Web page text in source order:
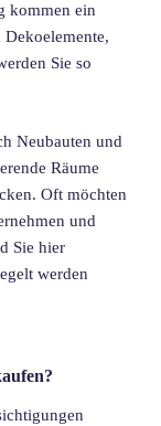
kommen ein
Sie so
Neubauten und
Räume
Oft möchten
und
Sie hier
werden